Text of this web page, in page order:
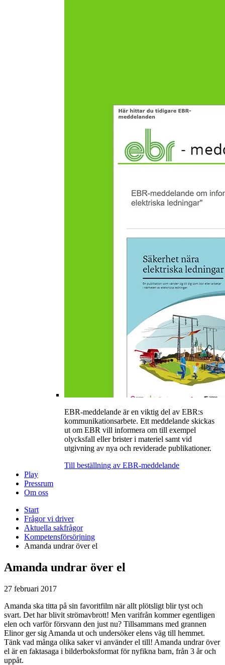
EBR-meddelande är en viktig del av EBR:s
kommunikationsarbete. Ett meddelande skickas
ut om EBR vill informera om till exempel
olycksfall eller brister i materiel samt vid
utgivning av nya och reviderade publikationer.
Till beställning av EBR-meddelande
Play
Pressrum
Om oss
Start
Frågor vi driver
Aktuella sakfrågor
Kompetensförsörjning
Amanda undrar över el
Amanda undrar över el
27 februari 2017
Amanda ska titta på sin favoritfilm när allt plötsligt blir tyst och
svart. Det har blivit strömavbrott! Men varifrån kommer egentligen
elen och varför försvann den just nu? Tillsammans med grannen
Elinor ger sig Amanda ut och undersöker elens väg till hemmet.
Tänk vad många olika saker vi använder el till! Amanda undrar över
el är en faktasaga i bilderboksformat för nyfikna barn, från 3 år och
uppåt.